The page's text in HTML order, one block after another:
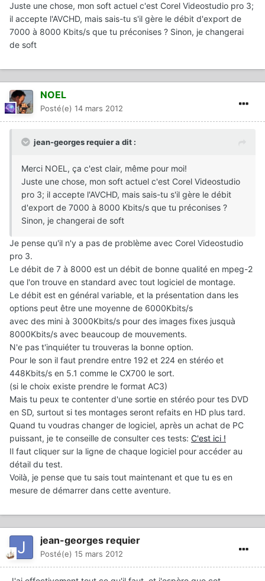
Juste une chose, mon soft actuel c'est Corel Videostudio pro 3;
il accepte l'AVCHD, mais sais-tu s'il gère le débit d'export de
7000 à 8000 Kbits/s que tu préconises ? Sinon, je changerai
de soft
NOEL
Posté(e) 14 mars 2012
jean-georges requier a dit :
Merci NOEL, ça c'est clair, même pour moi!
Juste une chose, mon soft actuel c'est Corel Videostudio
pro 3; il accepte l'AVCHD, mais sais-tu s'il gère le débit
d'export de 7000 à 8000 Kbits/s que tu préconises ?
Sinon, je changerai de soft
Je pense qu'il n'y a pas de problème avec Corel Videostudio
pro 3.
Le débit de 7 à 8000 est un débit de bonne qualité en mpeg-2
que l'on trouve en standard avec tout logiciel de montage.
Le débit est en général variable, et la présentation dans les
options peut être une moyenne de 6000Kbits/s
avec des mini à 3000Kbits/s pour des images fixes jusquà
8000Kbits/s avec beaucoup de mouvements.
N'e pas t'inquiéter tu trouveras la bonne option.
Pour le son il faut prendre entre 192 et 224 en stéréo et
448Kbits/s en 5.1 comme le CX700 le sort.
(si le choix existe prendre le format AC3)
Mais tu peux te contenter d'une sortie en stéréo pour tes DVD
en SD, surtout si tes montages seront refaits en HD plus tard.
Quand tu voudras changer de logiciel, après un achat de PC
puissant, je te conseille de consulter ces tests: C'est ici !
Il faut cliquer sur la ligne de chaque logiciel pour accéder au
détail du test.
Voilà, je pense que tu sais tout maintenant et que tu es en
mesure de démarrer dans cette aventure.
jean-georges requier
Posté(e) 15 mars 2012